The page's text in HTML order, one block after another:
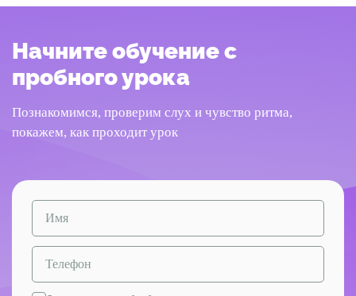
Начните обучение с
пробного урока
Познакомимся, проверим слух и чувство ритма,
покажем, как проходит урок